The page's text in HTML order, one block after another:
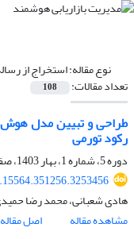
نوع مقاله:استخراج از
تعداد مقالات: 108
طراحی و تبیین مدل هوش
رکود تورمی
دوره 5، شماره 1، بهار 1403، صفحه
هادی شعبانی، محمد رضا
مشاهده مقاله
اصل مقاله